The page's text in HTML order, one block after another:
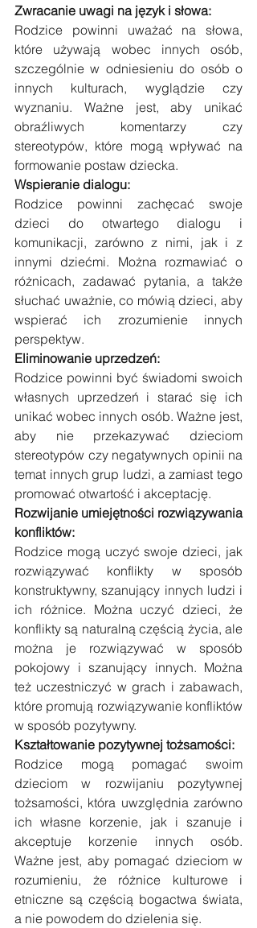
Zwracanie uwagi na język i słowa:
Rodzice powinni uważać na słowa,
które używają wobec innych osób,
szczególnie w odniesieniu do osób o
innych kulturach, wyglądzie czy
wyznaniu. Ważne jest, aby unikać
obraźliwych komentarzy czy
stereotypów, które mogą wpływać na
formowanie postaw dziecka.
Wspieranie dialogu:
Rodzice powinni zachęcać swoje
dzieci do otwartego dialogu i
komunikacji, zarówno z nimi, jak i z
innymi dziećmi. Można rozmawiać o
różnicach, zadawać pytania, a także
słuchać uważnie, co mówią dzieci, aby
wspierać ich zrozumienie innych
perspektyw.
Eliminowanie uprzedzeń:
Rodzice powinni być świadomi swoich
własnych uprzedzeń i starać się ich
unikać wobec innych osób. Ważne jest,
aby nie przekazywać dzieciom
stereotypów czy negatywnych opinii na
temat innych grup ludzi, a zamiast tego
promować otwartość i akceptację.
Rozwijanie umiejętności rozwiązywania
konfliktów:
Rodzice mogą uczyć swoje dzieci, jak
rozwiązywać konflikty w sposób
konstruktywny, szanujący innych ludzi i
ich różnice. Można uczyć dzieci, że
konflikty są naturalną częścią życia, ale
można je rozwiązywać w sposób
pokojowy i szanujący innych. Można
też uczestniczyć w grach i zabawach,
które promują rozwiązywanie konfliktów
w sposób pozytywny.
Kształtowanie pozytywnej tożsamości:
Rodzice mogą pomagać swoim
dzieciom w rozwijaniu pozytywnej
tożsamości, która uwzględnia zarówno
ich własne korzenie, jak i szanuje i
akceptuje korzenie innych osób.
Ważne jest, aby pomagać dzieciom w
rozumieniu, że różnice kulturowe i
etniczne są częścią bogactwa świata,
a nie powodem do dzielenia się.